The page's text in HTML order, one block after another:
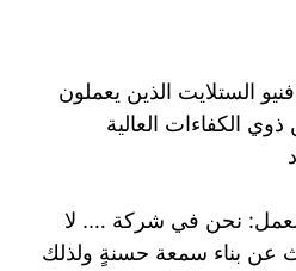
فنيو الستلايت الذين يعملون
الكفاءات العالية
العمل: نحن في شركة …. لا
عن بناء سمعة حسنةٍ ولذلك